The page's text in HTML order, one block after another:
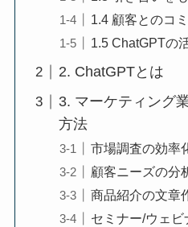
1.4 顧客とのコ
1.5 ChatGPTの
2. ChatGPTとは
3. マーケティング
方法
市場調査の効率
顧客ニーズの分
商品紹介の文章
セミナー/ウェ